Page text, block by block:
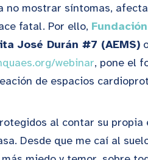
no mostrar síntomas,
fatal. Por ello, Fundación
José Durán #7 (AEMS)
webinar, pone el
de espacios
al contar su propia
Desde que me caí al